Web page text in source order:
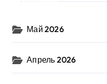
Май 2026
Апрель 2026